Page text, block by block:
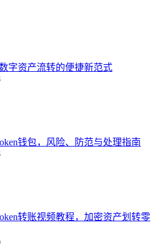
字资产流转的便捷新范式
钱包，风险、防范与处理指南
转账视频教程，加密资产划转零